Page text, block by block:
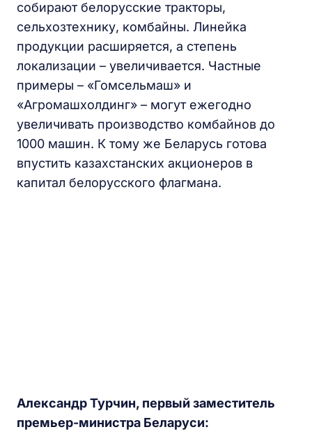
собирают белорусские тракторы,
сельхозтехнику, комбайны. Линейка
продукции расширяется, а степень
локализации – увеличивается. Частные
примеры – «Гомсельмаш» и
«Агромашхолдинг» – могут ежегодно
увеличивать производство комбайнов до
1000 машин. К тому же Беларусь готова
впустить казахстанских акционеров в
капитал белорусского флагмана.
Александр Турчин, первый заместитель
премьер-министра Беларуси: